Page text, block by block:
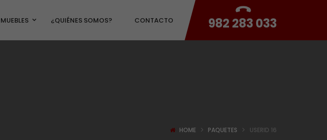
¿QUIÉNES SOMOS? CONTACTO 982 283 033
HOME PAQUETES USERID 16